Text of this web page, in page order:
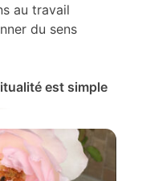
au travail
du sens
est simple